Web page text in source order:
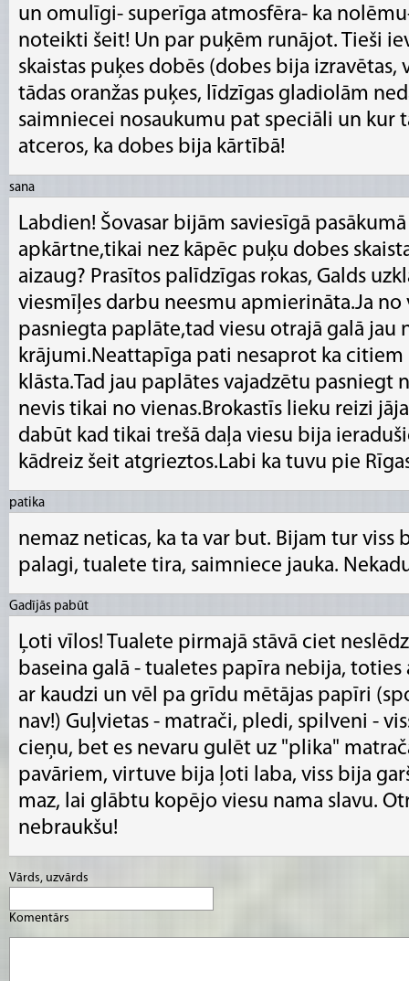
un omulīgi- superīga atmosfēra- ka
noteikti šeit! Un par puķēm runājot. Tieši
skaistas puķes dobēs (dobes bija izravētas,
tādas oranžas puķes, līdzīgas gladiolām
saimniecei nosaukumu pat speciāli un kur
atceros, ka dobes bija kārtībā!
sana
Labdien! Šovasar bijām saviesīgā
apkārtne,tikai nez kāpēc puķu dobes
aizaug? Prasītos palīdzīgas rokas, Galds
viesmīļes darbu neesmu apmierināta.Ja no
pasniegta paplāte,tad viesu otrajā galā jau
krājumi.Neattapīga pati nesaprot ka
klāsta.Tad jau paplātes vajadzētu pasniegt
nevis tikai no vienas.Brokastīs lieku reizi
dabūt kad tikai trešā daļa viesu bija
kādreiz šeit atgrieztos.Labi ka tuvu pie
patika
nemaz neticas, ka ta var but. Bijam tur viss
palagi, tualete tira, saimniece jauka.
Gadījās pabūt
Ļoti vīlos! Tualete pirmajā stāvā ciet
baseina galā - tualetes papīra nebija,
ar kaudzi un vēl pa grīdu mētājas papīri
nav!) Guļvietas - matrači, pledi, spilveni -
cieņu, bet es nevaru gulēt uz "plika"
pavāriem, virtuve bija ļoti laba, viss bija
maz, lai glābtu kopējo viesu nama slavu.
nebraukšu!
Vārds, uzvārds
Komentārs